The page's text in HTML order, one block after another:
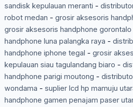
sandisk kepulauan meranti -
robot medan - grosir aksesoris
grosir aksesoris handphone gorontalo
handphone luna palangka raya -
handphone iphone tegal - grosir
kepulauan siau tagulandang biaro -
handphone parigi moutong -
wondama - suplier lcd hp mamuju
handphone gamen penajam paser